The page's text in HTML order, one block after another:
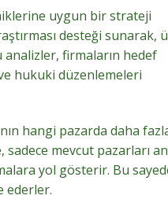
uygun bir strateji
desteği sunarak,
firmaların hedef
hukuki düzenlemeleri
hangi pazarda daha
mevcut pazarları
yol gösterir. Bu
ederler.